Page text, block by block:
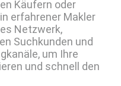
Käufern oder
erfahrener Makler
Netzwerk,
Suchkunden und
um Ihre
und schnell den